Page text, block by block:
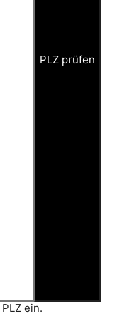
ein.